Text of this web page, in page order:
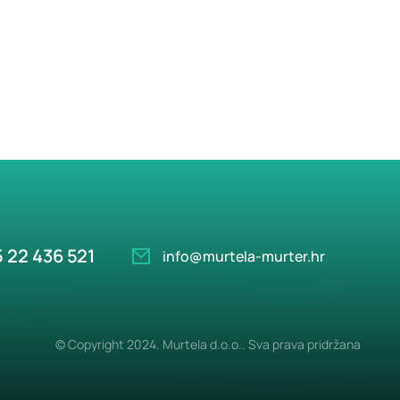
22 436 521 info@murtela-murter.hr
© Copyright 2024. Murtela d.o.o.. Sva prava pridržana